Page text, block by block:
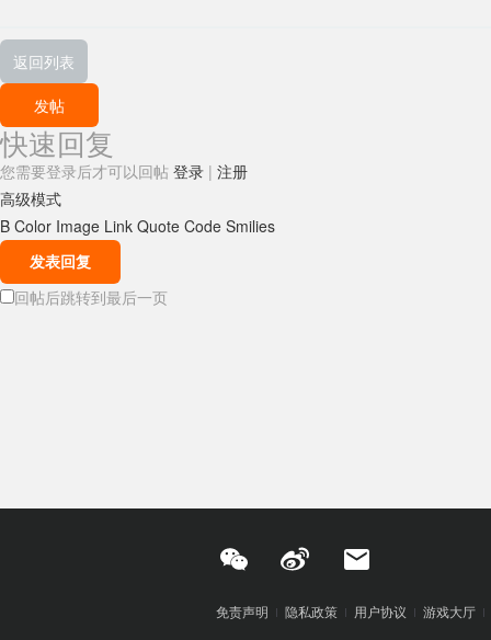
返回列表
发帖
快速回复
您需要登录后才可以回帖 登录 | 注册
高级模式
B Color Image Link Quote Code Smilies
发表回复
回帖后跳转到最后一页
免责声明 隐私政策 用户协议 游戏大厅